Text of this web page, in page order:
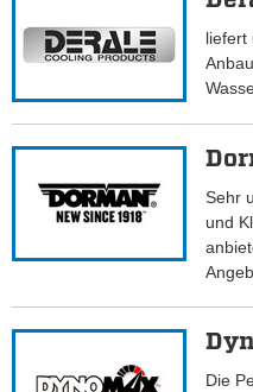
liefert
Sehr
und
Die